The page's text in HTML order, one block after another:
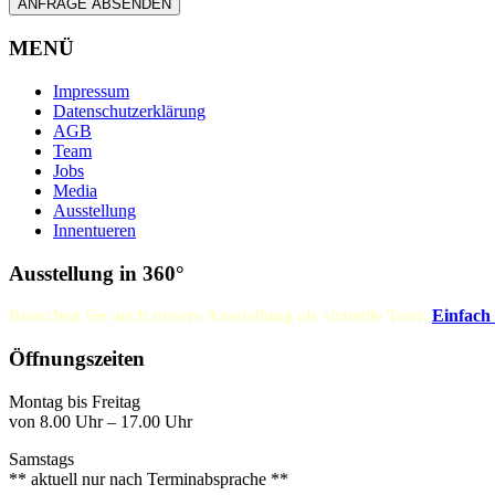
ANFRAGE ABSENDEN
MENÜ
Impressum
Datenschutzerklärung
AGB
Team
Jobs
Media
Ausstellung
Innentueren
Ausstellung in 360°
Besuchen Sie auch unsere Ausstellung als virtuelle Tour. Einfach
Öffnungszeiten
Montag bis Freitag
von 8.00 Uhr – 17.00 Uhr
Samstags
** aktuell nur nach Terminabsprache **